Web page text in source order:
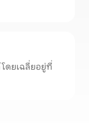
โดยเฉลี่ยอยู่ที่